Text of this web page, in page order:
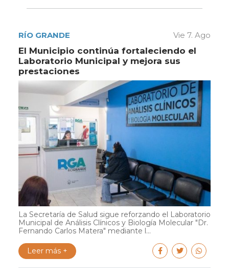
RÍO GRANDE Vie 7. Ago
El Municipio continúa fortaleciendo el
Laboratorio Municipal y mejora sus
prestaciones
La Secretaría de Salud sigue reforzando el Laboratorio
Municipal de Análisis Clínicos y Biología Molecular "Dr.
Fernando Carlos Matera" mediante l...
Leer más +